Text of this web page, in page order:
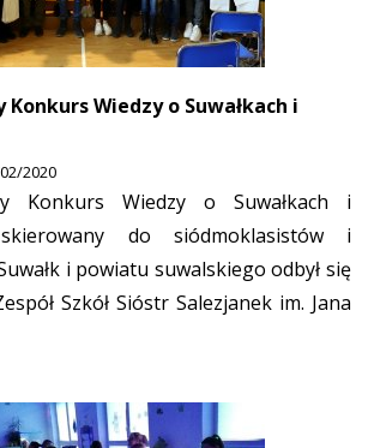
Wiedzy o Suwałkach i
2020
Konkurs Wiedzy o Suwałkach i
skierowany do siódmoklasistów i
i powiatu suwalskiego odbył się
Szkół Sióstr Salezjanek im. Jana